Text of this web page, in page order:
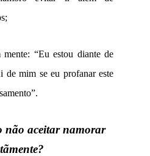
mente: “Eu estou diante de
de mim se eu profanar este
não aceitar namorar